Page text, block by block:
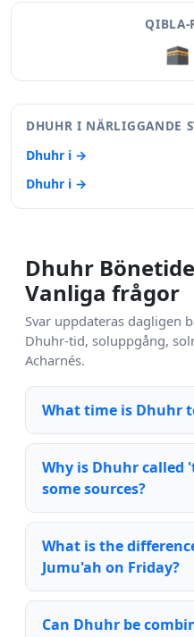
QIBLA-
🕋
DHUHR I NÄRLIGGANDE
Dhuhr i →
Dhuhr i →
Dhuhr
Vanliga frågor
Svar uppdateras dagligen
Dhuhr-tid, soluppgång,
Acharnés.
What time is Dhuhr
Why is Dhuhr called
some sources?
What is the
Jumu'ah on Friday?
Can Dhuhr be